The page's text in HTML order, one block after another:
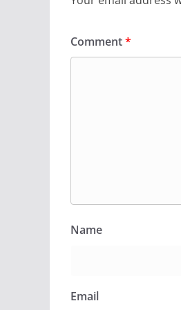
Comment*
Name
Email